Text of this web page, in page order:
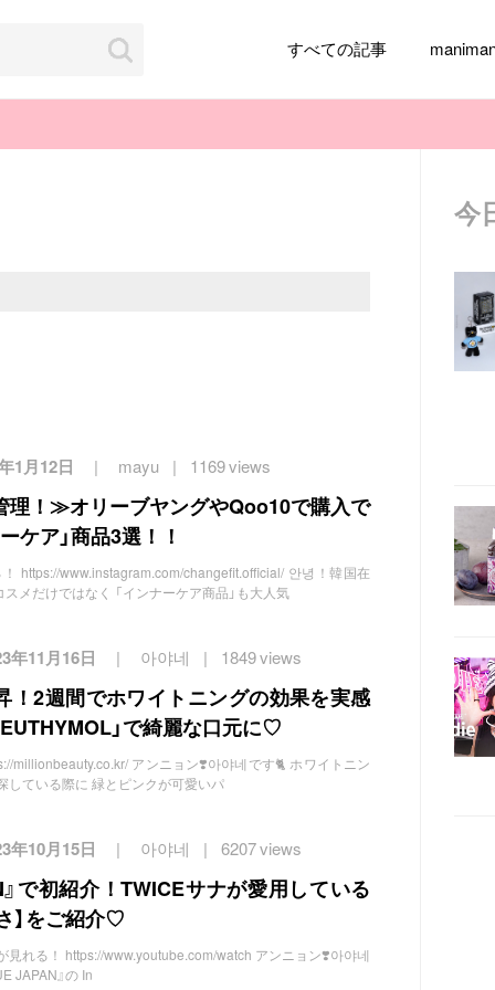
すべての記事
1月12日 mayu 1169 views
！≫オリーブヤングやQoo10で購入で
ケア」商品3選！！
https://www.instagram.com/changefit.official/ 안녕！韓国在
メだけではなく 「インナーケア商品」も大人気
年11月16日 아야네 1849 views
！2週間でホワイトニングの効果を実感
」で綺麗な口元に♡
millionbeauty.co.kr/ アンニョン❣️아야네です🐈 ホワイトニン
している際に 緑とピンクが可愛いパ
年10月15日 아야네 6207 views
』で初紹介！TWICEサナが愛用している
】をご紹介♡
見れる！ https://www.youtube.com/watch アンニョン❣️아야네
JAPAN』の In
今